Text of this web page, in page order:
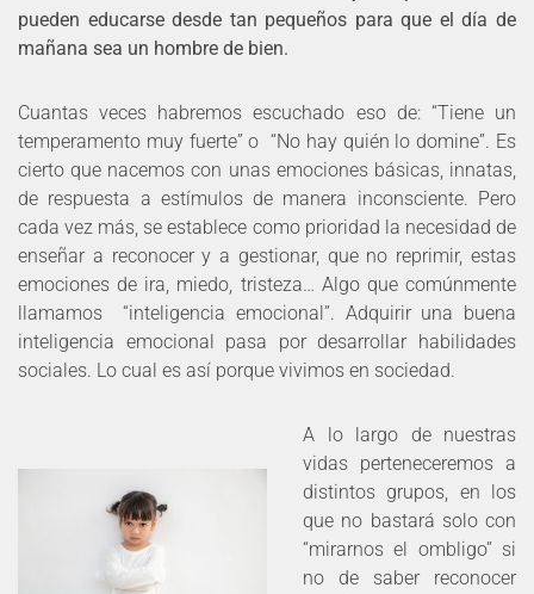
pueden educarse desde tan pequeños para que el día de
mañana sea un hombre de bien.
Cuantas veces habremos escuchado eso de: “Tiene un
temperamento muy fuerte” o “No hay quién lo domine”. Es
cierto que nacemos con unas emociones básicas, innatas,
de respuesta a estímulos de manera inconsciente. Pero
cada vez más, se establece como prioridad la necesidad de
enseñar a reconocer y a gestionar, que no reprimir, estas
emociones de ira, miedo, tristeza… Algo que comúnmente
llamamos “inteligencia emocional”. Adquirir una buena
inteligencia emocional pasa por desarrollar habilidades
sociales. Lo cual es así porque vivimos en sociedad.
A lo largo de nuestras
vidas perteneceremos a
distintos grupos, en los
que no bastará solo con
“mirarnos el ombligo” si
no de saber reconocer